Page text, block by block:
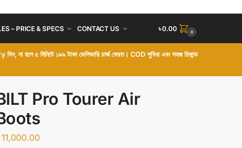
– PRICE & SPECS CONTACT US ৳0.00 0
না হলে ৫ মিনিটে ১৯৯ টাকা ডেলিভারি চার্জ ফেরত। COD সুবিধা এবং সহজ রিফান্ড
Pro Tourer Air
11,000.00